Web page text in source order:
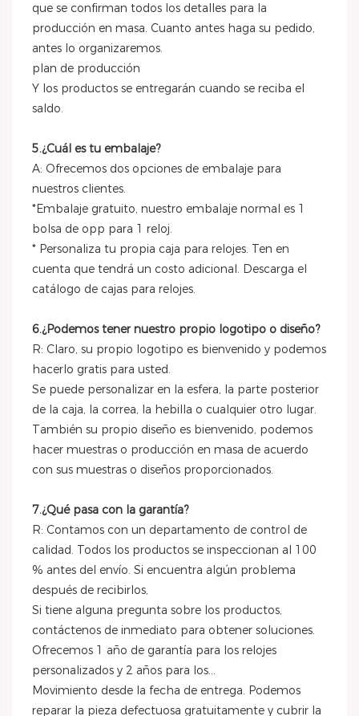
que se confirman todos los detalles para la
producción en masa. Cuanto antes haga su pedido,
antes lo organizaremos.
plan de producción
Y los productos se entregarán cuando se reciba el
saldo.
5.¿Cuál es tu embalaje?
A: Ofrecemos dos opciones de embalaje para
nuestros clientes.
*Embalaje gratuito, nuestro embalaje normal es 1
bolsa de opp para 1 reloj.
* Personaliza tu propia caja para relojes. Ten en
cuenta que tendrá un costo adicional. Descarga el
catálogo de cajas para relojes.
6.¿Podemos tener nuestro propio logotipo o diseño?
R: Claro, su propio logotipo es bienvenido y podemos
hacerlo gratis para usted.
Se puede personalizar en la esfera, la parte posterior
de la caja, la correa, la hebilla o cualquier otro lugar.
También su propio diseño es bienvenido, podemos
hacer muestras o producción en masa de acuerdo
con sus muestras o diseños proporcionados.
7.¿Qué pasa con la garantía?
R: Contamos con un departamento de control de
calidad. Todos los productos se inspeccionan al 100
% antes del envío. Si encuentra algún problema
después de recibirlos,
Si tiene alguna pregunta sobre los productos,
contáctenos de inmediato para obtener soluciones.
Ofrecemos 1 año de garantía para los relojes
personalizados y 2 años para los...
Movimiento desde la fecha de entrega. Podemos
reparar la pieza defectuosa gratuitamente y cubrir la